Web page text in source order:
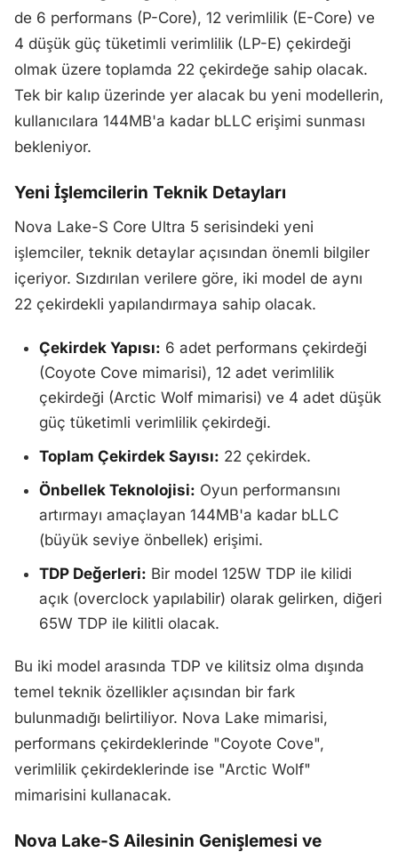
de 6 performans (P-Core), 12 verimlilik (E-Core) ve
4 düşük güç tüketimli verimlilik (LP-E) çekirdeği
olmak üzere toplamda 22 çekirdeğe sahip olacak.
Tek bir kalıp üzerinde yer alacak bu yeni modellerin,
kullanıcılara 144MB'a kadar bLLC erişimi sunması
bekleniyor.
Yeni İşlemcilerin Teknik Detayları
Nova Lake-S Core Ultra 5 serisindeki yeni
işlemciler, teknik detaylar açısından önemli bilgiler
içeriyor. Sızdırılan verilere göre, iki model de aynı
22 çekirdekli yapılandırmaya sahip olacak.
Çekirdek Yapısı: 6 adet performans çekirdeği
(Coyote Cove mimarisi), 12 adet verimlilik
çekirdeği (Arctic Wolf mimarisi) ve 4 adet düşük
güç tüketimli verimlilik çekirdeği.
Toplam Çekirdek Sayısı: 22 çekirdek.
Önbellek Teknolojisi: Oyun performansını
artırmayı amaçlayan 144MB'a kadar bLLC
(büyük seviye önbellek) erişimi.
TDP Değerleri: Bir model 125W TDP ile kilidi
açık (overclock yapılabilir) olarak gelirken, diğeri
65W TDP ile kilitli olacak.
Bu iki model arasında TDP ve kilitsiz olma dışında
temel teknik özellikler açısından bir fark
bulunmadığı belirtiliyor. Nova Lake mimarisi,
performans çekirdeklerinde "Coyote Cove",
verimlilik çekirdeklerinde ise "Arctic Wolf"
mimarisini kullanacak.
Nova Lake-S Ailesinin Genişlemesi ve